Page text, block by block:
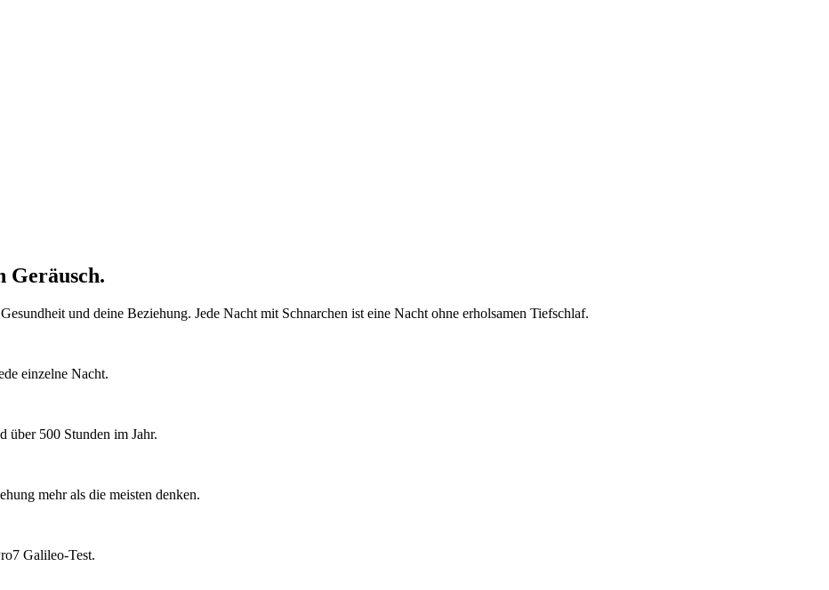
Geräusch.
und deine Beziehung. Jede Nacht mit Schnarchen ist eine Nacht ohne erholsamen Tiefschlaf.
einzelne Nacht.
über 500 Stunden im Jahr.
mehr als die meisten denken.
Galileo-Test.